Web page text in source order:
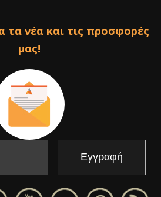
τα νέα και τις προσφορές
μας!